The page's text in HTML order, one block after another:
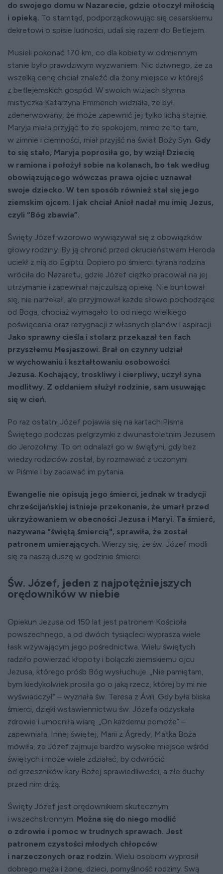
do swojego domu w Nazarecie, gdzie otoczył miłością
i opieką. To stamtąd, podporządkowując się cesarskiemu
dekretowi o spisie ludności, udali się razem do Betlejem.
Musieli pokonać 170 km, co dla kobiety w odmiennym
stanie było prawdziwym wyzwaniem. Nic dziwnego, że za
wszelką cenę chciał znaleźć dla żony miejsce w którejś
z betlejemskich gospód. W swoich wizjach słynna
mistyczka Katarzyna Emmerich widziała, że był
zdenerwowany, że może zapewnić jej tylko lichą stajnię.
Maryja miała przyjąć to ze spokojem, mimo że to tam,
w zimnie i ciemności, miał przyjść na świat Boży Syn. Gdy
to się stało, Maryja poprosiła go, by wziął Dziecię
w ramiona i położył sobie na kolanach, bo tak według
obowiązującego wówczas prawa ojciec uznawał
swoje dziecko. W ten sposób również stał się jego
ziemskim ojcem. I jak chciał Anioł nadał mu imię Jezus,
czyli “Bóg zbawia”.
Święty Józef wzorowo wywiązywał się z obowiązków
głowy rodziny. By ją chronić przed okrucieństwem Heroda
uciekł z nią do Egiptu. Dopiero po śmierci tyrana rodzina
wróciła do Nazaretu, gdzie Józef ciężko pracował na jej
utrzymanie i zapewniał najczulszą opiekę. Nie buntował
się, nie narzekał, ale przyjmował każde słowo pochodzące
od Boga, chociaż wymagało to od niego wielkiego
poświęcenia oraz rezygnacji z własnych planów i aspiracji.
Jako sprawny cieśla i stolarz przekazał ten fach
przyszłemu Mesjaszowi. Brał on czynny udział
w wychowaniu i kształtowaniu osobowości
Jezusa. Kochający, troskliwy i cierpliwy, uczył syna
modlitwy. Z oddaniem służył rodzinie, sam usuwając
się w cień.
Po raz ostatni Józef pojawia się na kartach Pisma
Świętego podczas pielgrzymki z dwunastoletnim Jezusem
do Jerozolimy. To on odnalazł go w świątyni, gdy bez
wiedzy rodziców został, by rozmawiać z uczonymi
w Piśmie i by zadawać im pytania.
Ewangelie nie opisują jego śmierci, jednak w tradycji
chrześcijańskiej istnieje przekonanie, że umarł przed
ukrzyżowaniem w obecności Jezusa i Maryi. Ta śmierć,
nazywana "świętą śmiercią", sprawiła, że został
patronem umierających. Wierzy się, że św. Józef modli
się za naszą duszę w godzinie śmierci.
Św. Józef, jeden z najpotężniejszych
orędowników w niebie
Opiekun Jezusa od 150 lat jest patronem Kościoła
powszechnego, a od dwóch tysiącleci wyprasza wiele
łask wzywającym jego pośrednictwa. Wielu świętych
radziło powierzać kłopoty i bolączki ziemskiemu ojcu
Jezusa, którego próśb Bóg wysłuchuje. „Nie pamiętam,
bym kiedykolwiek prosiła go o jaką rzecz, której by mi nie
wyświadczył” – wyznała św. Teresa z Ávili. Gdy była bliska
śmierci, dzięki wstawiennictwu św. Józefa odzyskała
zdrowie i umocniła wiarę. „On każdemu pomoże” –
zapewniała. Innej świętej, Marii z Ágredy, Matka Boża
mówiła, że Józef zajmuje bardzo wysokie miejsce wśród
świętych i może wiele zdziałać, by odwrócić
od grzeszników kary Bożej sprawiedliwości, a złe duchy
przed nim drżą.
Święty Józef jest orędownikiem skutecznym
i wszechstronnym. Można się do niego modlić
o zdrowie i pomoc w trudnych sprawach. Jest
patronem czystości młodych chłopców
i narzeczonych oraz rodzin. Wielu osobom wyprosił
dobrego męża i żonę, dzieci, pomyślność rodziny. Swą